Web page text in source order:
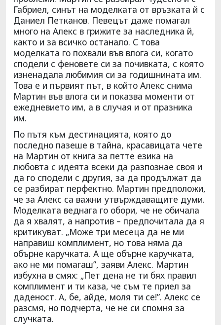
Габриел, синът на моделката от връзката й с
Даниел Петканов. Певецът даже помагал
много на Алекс в грижите за наследника й,
както и за всичко останало. С това
моделката го похвали във влога си, когато
сподели с феновете си за почивката, с която
изненадала любимия си за годишнината им.
Това е и първият път, в който Алекс снима
Мартин във влога си и показва моменти от
ежедневието им, а в случая и от празника
им.
По пътя към дестинацията, която до
последно пазеше в тайна, красавицата чете
на Мартин от книга за петте езика на
любовта с идеята всеки да разпознае своя и
да го сподели с другия, за да продължат да
се разбират перфектно. Мартин предположи,
че за Алекс са важни утвърждаващите думи.
Моделката веднага го обори, че не обичала
да я хвалят, а напротив – предпочитала да я
критикуват. „Може три месеца да не ми
направиш комплимент, но това няма да
обърне каручката. А ще обърне каручката,
ако не ми помагаш”, заяви Алекс. Мартин
избухна в смях: „Пет дена не ти бях правил
комплимент и ти каза, че съм те приел за
даденост. А, бе, айде, моля ти се!”. Алекс се
разсмя, но подчерта, че не си спомня за
случката.